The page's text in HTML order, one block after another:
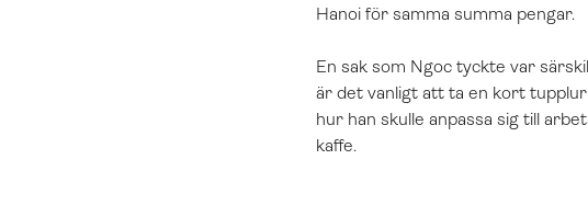
Hanoi för samma summa pengar.
En sak som Ngoc tyckte var
är det vanligt att ta en kort
hur han skulle anpassa sig till
kaffe.